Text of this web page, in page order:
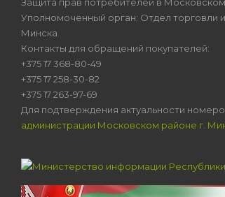
Уполномоченный орган: Отдел торговли
Минска
Контакты для обращений покупателей:
+375 17 368-80-49
+375 17 258-30-82
+375 17 263-97-69
Для подтверждения актуальности
администрации Московском районе г.